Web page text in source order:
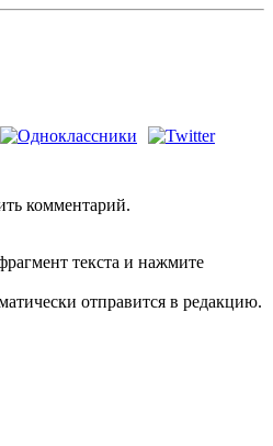
комментарий.
текста и нажмите
отправится в редакцию.